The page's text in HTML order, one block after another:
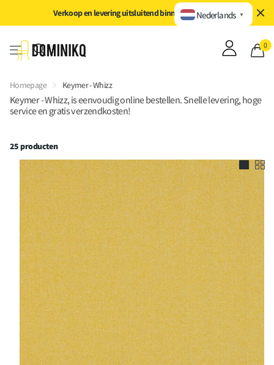
Verkoop en levering uitsluitend binnen de EU/EER
0
Homepage Keymer - Whizz
Keymer - Whizz, is eenvoudig online bestellen. Snelle levering, hoge
service en gratis verzendkosten!
25 producten
Nederlands ▼